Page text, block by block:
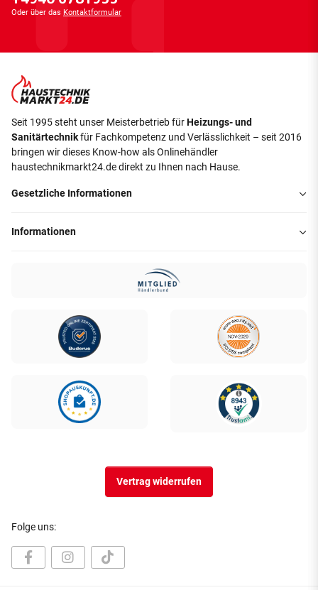
Oder über das Kontaktformular
Seit 1995 steht unser Meisterbetrieb fürHeizungs- und
Sanitärtechnikfür Fachkompetenz und Verlässlichkeit – seit 2016
bringen wir dieses Know-how als Onlinehändler
haustechnikmarkt24.de direkt zu Ihnen nach Hause.
Gesetzliche Informationen
Informationen
Vertrag widerrufen
Folge uns: